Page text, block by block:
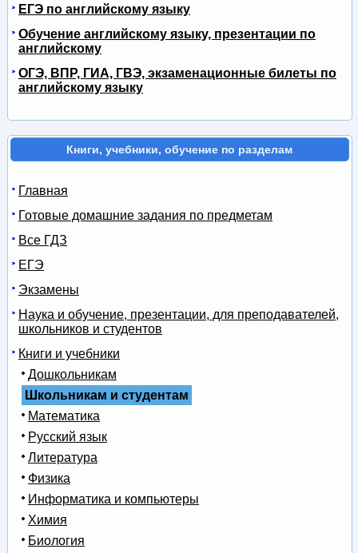
ЕГЭ по английскому языку
Обучение английскому языку, презентации по
английскому
ОГЭ, ВПР, ГИА, ГВЭ, экзаменационные билеты по
английскому языку
Книги, учебники, обучение по разделам
Главная
Готовые домашние задания по предметам
Все ГДЗ
ЕГЭ
Экзамены
Наука и обучение, презентации, для преподавателей,
школьников и студентов
Книги и учебники
Дошкольникам
Школьникам и студентам
Математика
Русский язык
Литература
Физика
Информатика и компьютеры
Химия
Биология